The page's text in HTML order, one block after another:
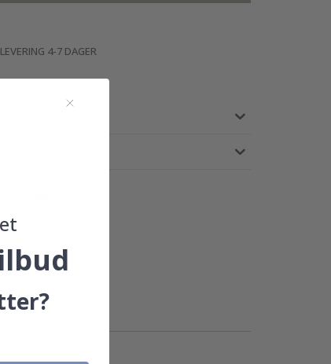
LEVERING 4-7 DAGER